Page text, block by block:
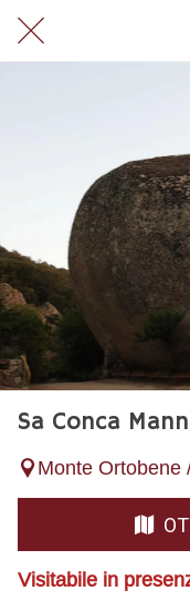
Sa Conca
Monte Ortobene
Visitabile in